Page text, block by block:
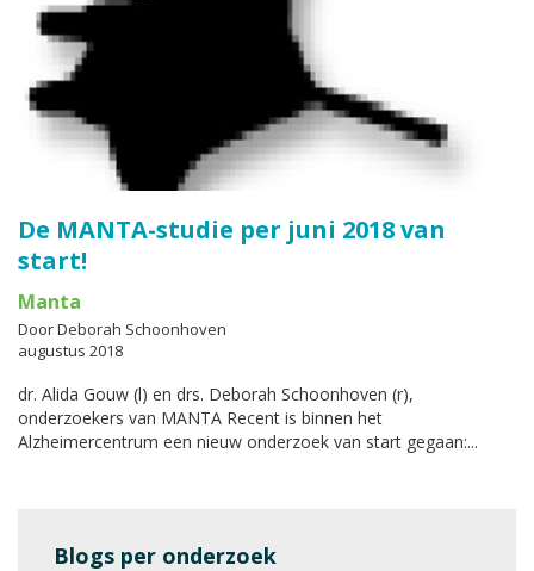
De MANTA-studie per juni 2018 van
start!
Manta
Door Deborah Schoonhoven
augustus 2018
dr. Alida Gouw (l) en drs. Deborah Schoonhoven (r),
onderzoekers van MANTA Recent is binnen het
Alzheimercentrum een nieuw onderzoek van start gegaan:...
Blogs per onderzoek